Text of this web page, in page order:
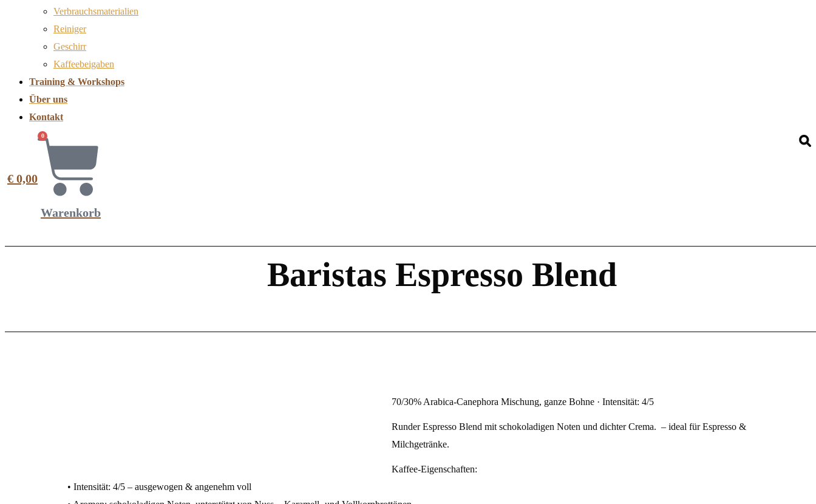
Verbrauchsmaterialien
Reiniger
Geschirr
Kaffeebeigaben
Training & Workshops
Über uns
Kontakt
€ 0,00
0
Warenkorb
Baristas Espresso Blend
70/30% Arabica-Canephora Mischung, ganze Bohne · Intensität: 4/5
Runder Espresso Blend mit schokoladigen Noten und dichter Crema. – ideal für Espresso &
Milchgetränke.
Kaffee-Eigenschaften:
• Intensität: 4/5 – ausgewogen & angenehm voll